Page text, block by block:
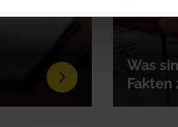
Was
Fakten